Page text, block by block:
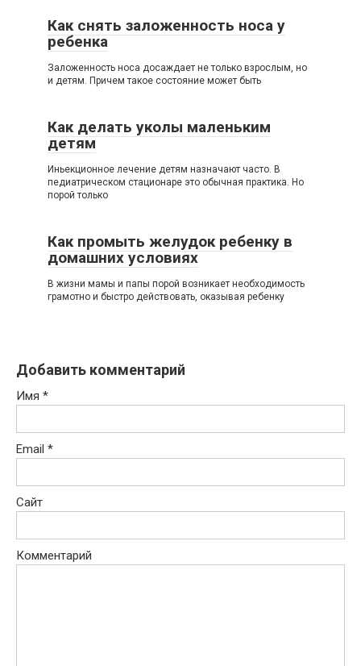
Как снять заложенность носа у
ребенка
Заложенность носа досаждает не только взрослым, но
и детям. Причем такое состояние может быть
Как делать уколы маленьким
детям
Иньекционное лечение детям назначают часто. В
педиатрическом стационаре это обычная практика. Но
порой только
Как промыть желудок ребенку в
домашних условиях
В жизни мамы и папы порой возникает необходимость
грамотно и быстро действовать, оказывая ребенку
Добавить комментарий
Имя *
Email *
Сайт
Комментарий